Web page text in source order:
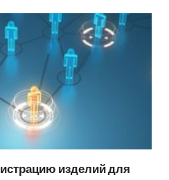
изделий для